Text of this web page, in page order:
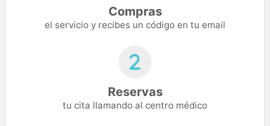
Compras
el servicio y recibes un código en tu email
Reservas
tu cita llamando al centro médico